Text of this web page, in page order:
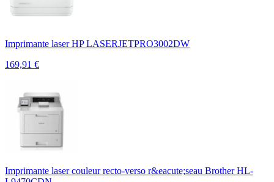
Imprimante laser HP LASERJETPRO3002DW
169,91 €
Imprimante laser couleur recto-verso r&eacute;seau Brother HL-